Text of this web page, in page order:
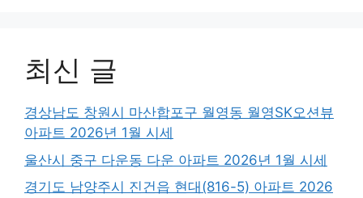
최신 글
경상남도 창원시 마산합포구 월영동 월영SK오션뷰
아파트 2026년 1월 시세
울산시 중구 다운동 다운 아파트 2026년 1월 시세
경기도 남양주시 진건읍 현대(816-5) 아파트 2026